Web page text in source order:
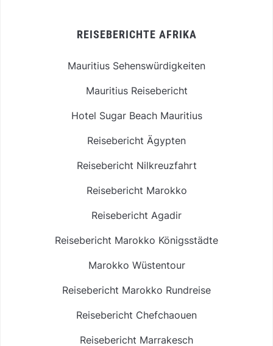
REISEBERICHTE AFRIKA
Mauritius Sehenswürdigkeiten
Mauritius Reisebericht
Hotel Sugar Beach Mauritius
Reisebericht Ägypten
Reisebericht Nilkreuzfahrt
Reisebericht Marokko
Reisebericht Agadir
Reisebericht Marokko Königsstädte
Marokko Wüstentour
Reisebericht Marokko Rundreise
Reisebericht Chefchaouen
Reisebericht Marrakesch